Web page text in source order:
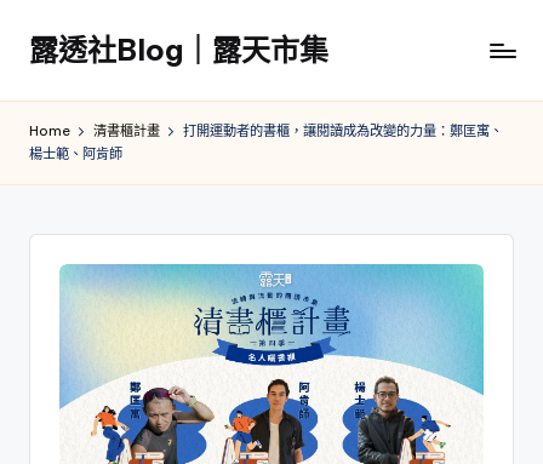
Skip
content
露透社Blog｜露天市集
社
Home 清書櫃計畫
打開運動者的書櫃，讓閱讀成為改變的力量：鄭匡寓、
楊士範、阿肯師